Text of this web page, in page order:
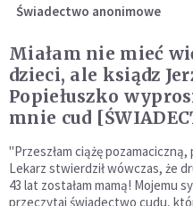
Świadectwo anonimowe
Miałam nie mieć
dzieci, ale ksiądz
Popiełuszko
mnie cud
"Przeszłam ciążę
Lekarz stwierdził wówczas, że
43 lat zostałam mamą! Mojemu
przeczytaj świadectwo cudu,